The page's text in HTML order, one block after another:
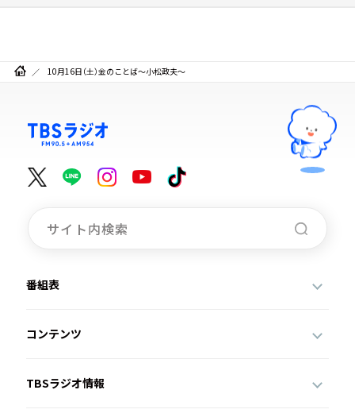
10月16日（土）金のことば～小松政夫～
番組表
コンテンツ
TBSラジオ情報